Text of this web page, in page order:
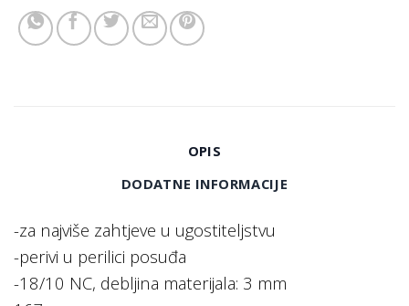
OPIS
DODATNE INFORMACIJE
-za najviše zahtjeve u ugostiteljstvu
-perivi u perilici posuđa
-18/10 NC, debljina materijala: 3 mm